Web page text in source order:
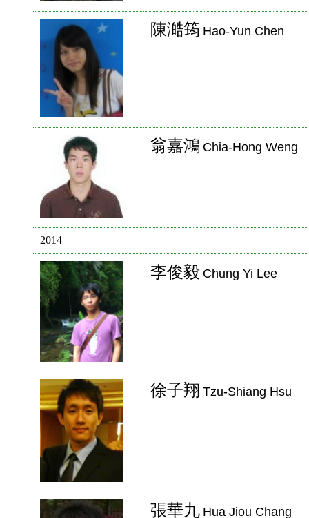
陳澔筠 Hao-Yun Chen
翁嘉鴻 Chia-Hong Weng
2014
李俊毅 Chung Yi Lee
徐子翔 Tzu-Shiang Hsu
張華九 Hua Jiou Chang